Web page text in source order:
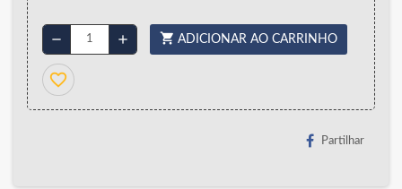
remove add shopping_cart ADICIONAR AO CARRINHO
favorite_border
Partilhar